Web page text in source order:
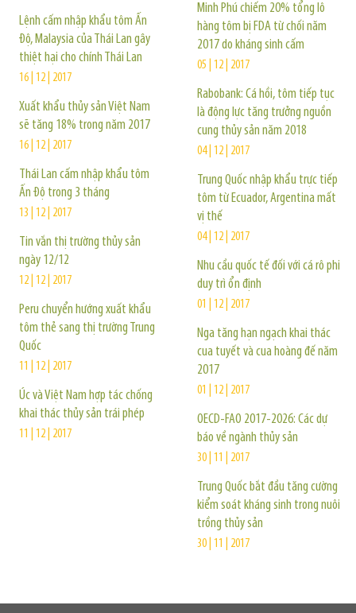
Lệnh cấm nhập khẩu tôm Ấn
Độ, Malaysia của Thái Lan gây
thiệt hại cho chính Thái Lan
16 | 12 | 2017
Xuất khẩu thủy sản Việt Nam
sẽ tăng 18% trong năm 2017
16 | 12 | 2017
Thái Lan cấm nhập khẩu tôm
Ấn Độ trong 3 tháng
13 | 12 | 2017
Tin vắn thị trường thủy sản
ngày 12/12
12 | 12 | 2017
Peru chuyển hướng xuất khẩu
tôm thẻ sang thị trường Trung
Quốc
11 | 12 | 2017
Úc và Việt Nam hợp tác chống
khai thác thủy sản trái phép
11 | 12 | 2017
Minh Phú chiếm 20% tổng lô
hàng tôm bị FDA từ chối năm
2017 do kháng sinh cấm
05 | 12 | 2017
Rabobank: Cá hồi, tôm tiếp tục
là động lực tăng trưởng nguồn
cung thủy sản năm 2018
04 | 12 | 2017
Trung Quốc nhập khẩu trực tiếp
tôm từ Ecuador, Argentina mất
vị thế
04 | 12 | 2017
Nhu cầu quốc tế đối với cá rô phi
duy trì ổn định
01 | 12 | 2017
Nga tăng hạn ngạch khai thác
cua tuyết và cua hoàng đế năm
2017
01 | 12 | 2017
OECD-FAO 2017-2026: Các dự
báo về ngành thủy sản
30 | 11 | 2017
Trung Quốc bắt đầu tăng cường
kiểm soát kháng sinh trong nuôi
trồng thủy sản
30 | 11 | 2017